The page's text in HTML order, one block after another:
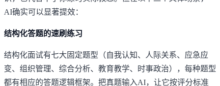
AI确实可以显著提效：
结构化答题的速刷练习
结构化面试有七大固定题型（自我认知、人际关系、应急应
变、组织管理、综合分析、教育教学、时事政治），每种题型
都有相应的答题逻辑框架。把真题输入AI，让它按评分标准